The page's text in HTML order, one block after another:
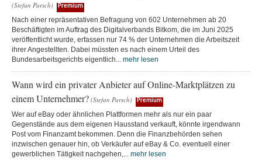
(Stefan Parsch) Premium
Nach einer repräsentativen Befragung von 602 Unternehmen ab 20
Beschäftigten im Auftrag des Digitalverbands Bitkom, die im Juni 2025
veröffentlicht wurde, erfassen nur 74 % der Unternehmen die Arbeitszeit
ihrer Angestellten. Dabei müssten es nach einem Urteil des
Bundesarbeitsgerichts eigentlich... mehr lesen
Wann wird ein privater Anbieter auf Online-Marktplätzen zu
einem Unternehmer? (Stefan Parsch) Premium
Wer auf eBay oder ähnlichen Plattformen mehr als nur ein paar
Gegenstände aus dem eigenen Hausstand verkauft, könnte irgendwann
Post vom Finanzamt bekommen. Denn die Finanzbehörden sehen
inzwischen genauer hin, ob Verkäufer auf eBay & Co. eventuell einer
gewerblichen Tätigkeit nachgehen,... mehr lesen